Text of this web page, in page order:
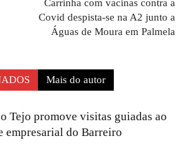
Carrinha com vacinas contra a
Covid despista-se na A2 junto a
Águas de Moura em Palmela
Mais do autor
Tejo promove visitas guiadas ao
empresarial do Barreiro